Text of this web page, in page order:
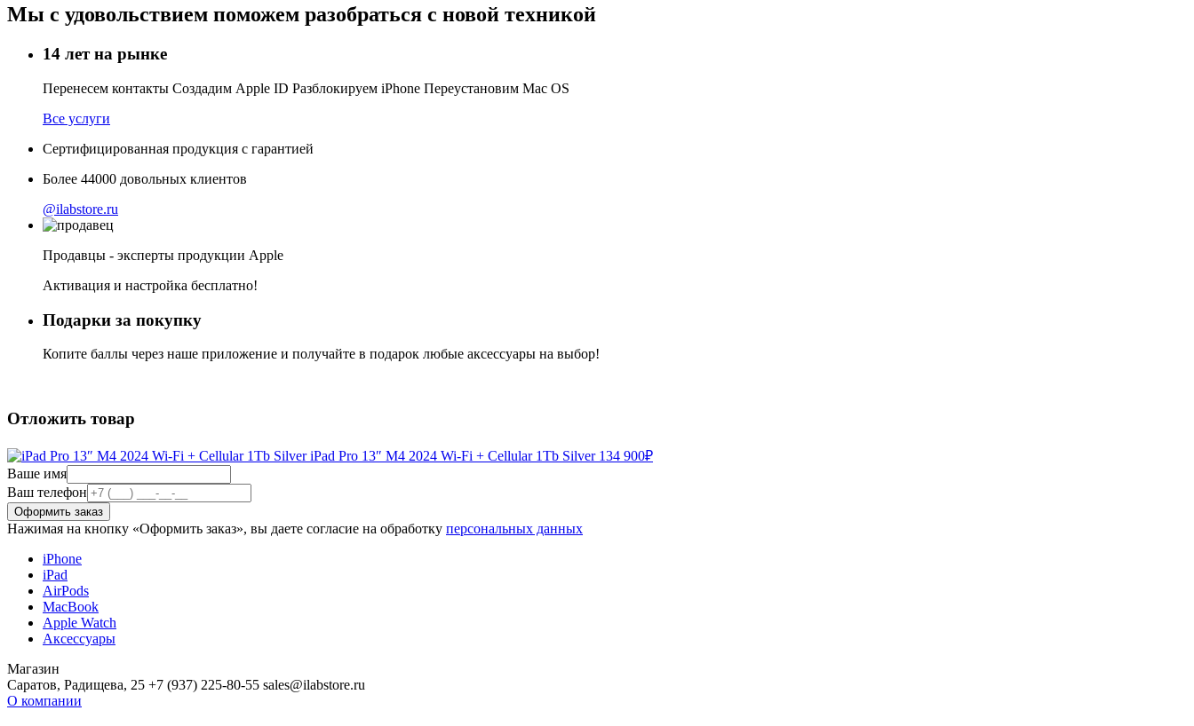
Мы с удовольствием поможем разобраться с новой техникой
14 лет на рынке
Перенесем контакты Создадим Apple ID Разблокируем iPhone Переустановим Mac OS
Все услуги
Сертифицированная продукция с гарантией
Более 44000 довольных клиентов
@ilabstore.ru
Продавцы - эксперты продукции Apple
Активация и настройка бесплатно!
Подарки за покупку
Копите баллы через наше приложение и получайте в подарок любые аксессуары на выбор!
Отложить товар
iPad Pro 13″ M4 2024 Wi-Fi + Cellular 1Tb Silver 134 900₽
Ваше имя
Ваш телефон
Нажимая на кнопку «Оформить заказ», вы даете согласие на обработку персональных данных
iPhone
iPad
AirPods
MacBook
Apple Watch
Аксессуары
Магазин
Саратов, Радищева, 25 +7 (937) 225-80-55 sales@ilabstore.ru
О компании